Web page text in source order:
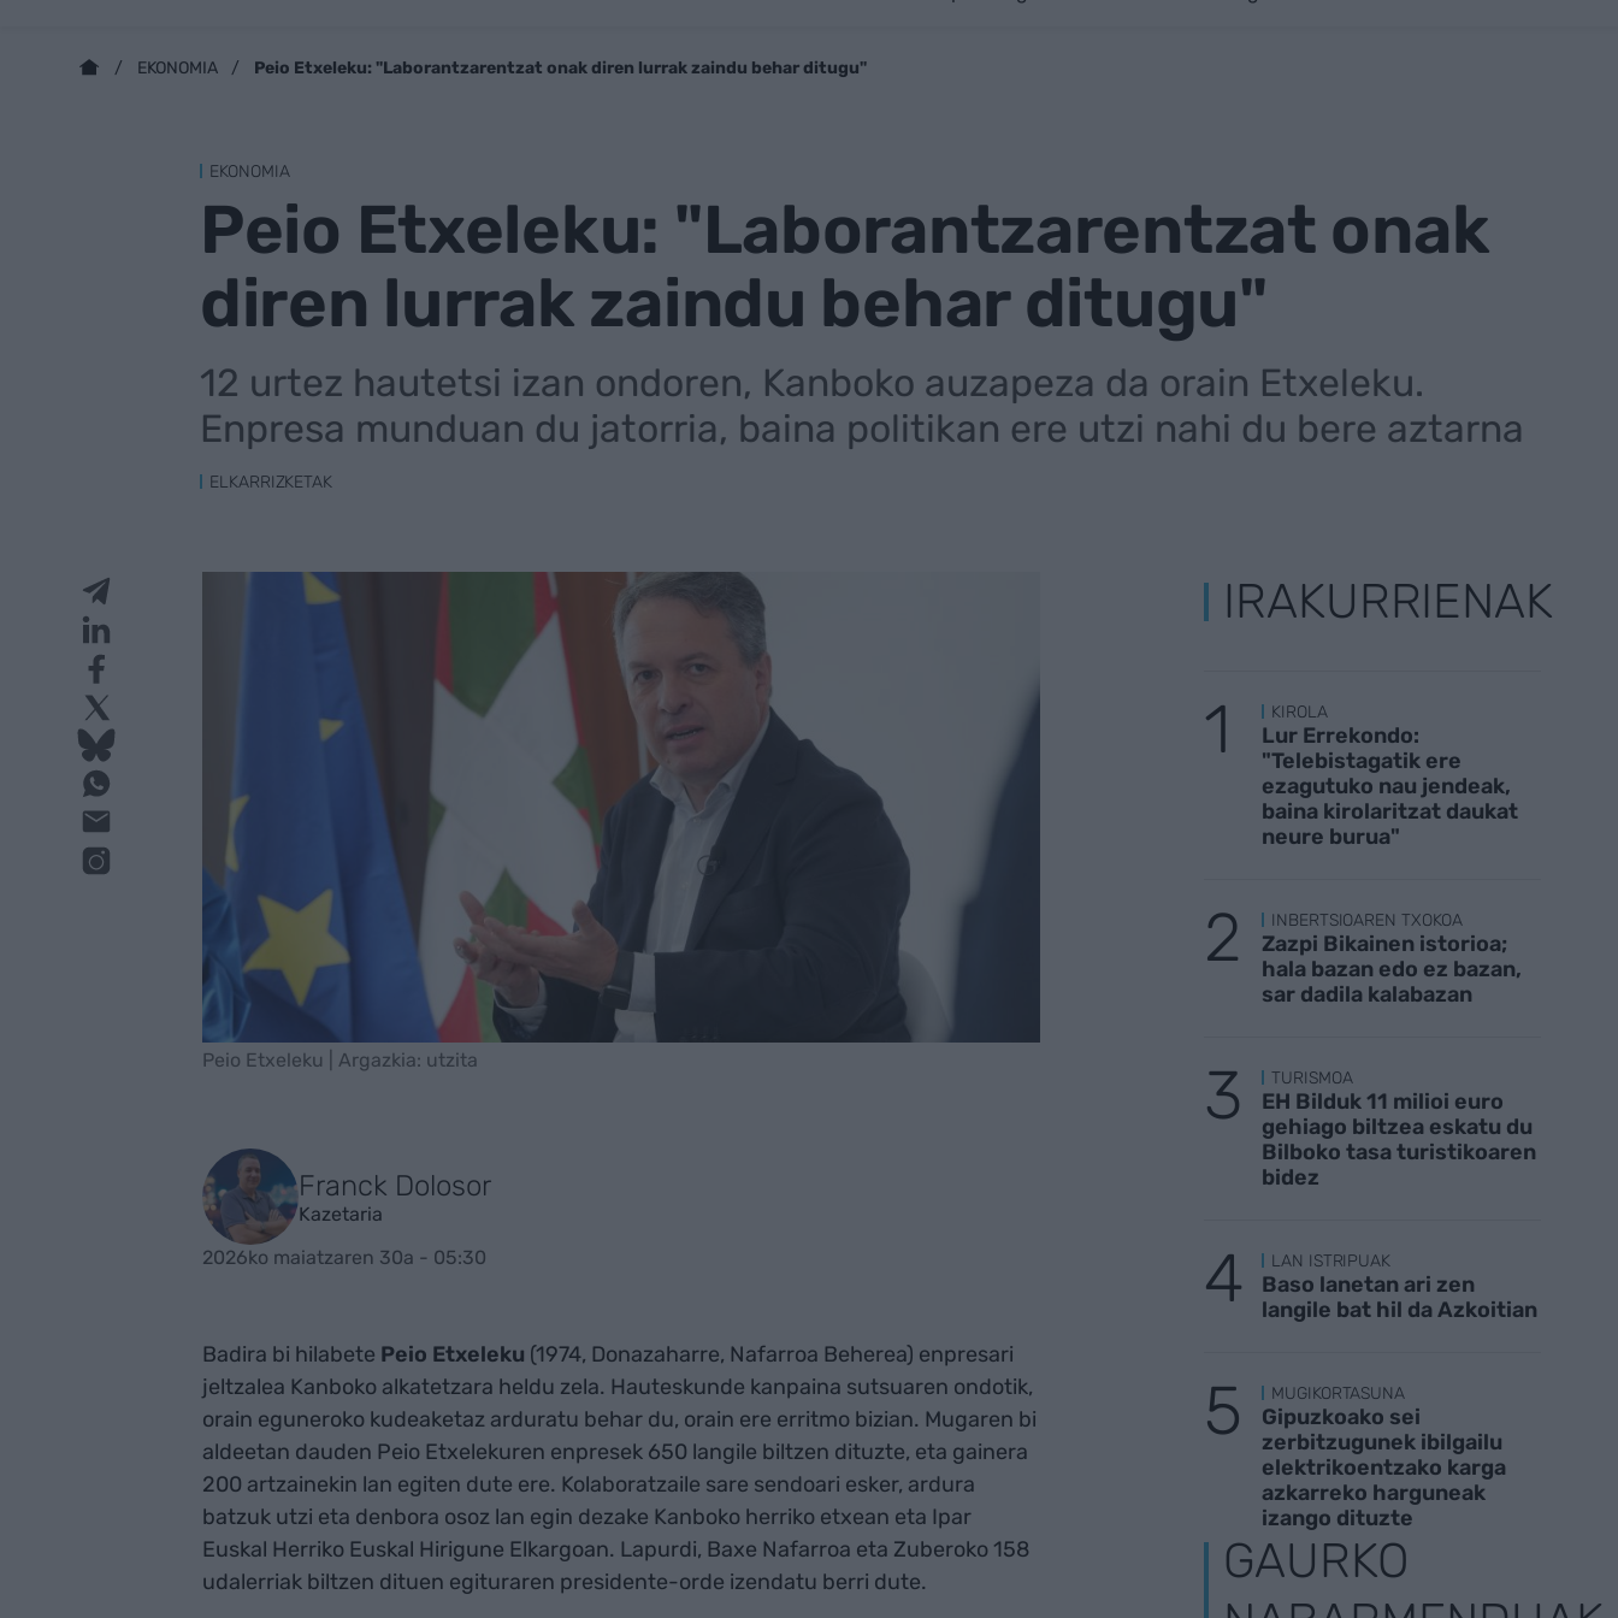
EKONOMIA Peio Etxeleku: "Laborantzarentzat onak diren lurrak zaindu behar ditugu"
EKONOMIA
Peio Etxeleku: "Laborantzarentzat onak
diren lurrak zaindu behar ditugu"
12 urtez hautetsi izan ondoren, Kanboko auzapeza da orain Etxeleku.
Enpresa munduan du jatorria, baina politikan ere utzi nahi du bere aztarna
ELKARRIZKETAK
Peio Etxeleku | Argazkia: utzita
Franck Dolosor
Kazetaria
2026ko maiatzaren 30a - 05:30
Badira bi hilabete Peio Etxeleku (1974, Donazaharre, Nafarroa Beherea) enpresari
jeltzalea Kanboko alkatetzara heldu zela. Hauteskunde kanpaina sutsuaren ondotik,
orain eguneroko kudeaketaz arduratu behar du, orain ere erritmo bizian. Mugaren bi
aldeetan dauden Peio Etxelekuren enpresek 650 langile biltzen dituzte, eta gainera
200 artzainekin lan egiten dute ere. Kolaboratzaile sare sendoari esker, ardura
batzuk utzi eta denbora osoz lan egin dezake Kanboko herriko etxean eta Ipar
Euskal Herriko Euskal Hirigune Elkargoan. Lapurdi, Baxe Nafarroa eta Zuberoko 158
udalerriak biltzen dituen egituraren presidente-orde izendatu berri dute.
IRAKURRIENAK
KIROLA
Lur Errekondo:
"Telebistagatik ere
ezagutuko nau jendeak,
baina kirolaritzat daukat
neure burua"
INBERTSIOAREN TXOKOA
Zazpi Bikainen istorioa;
hala bazan edo ez bazan,
sar dadila kalabazan
TURISMOA
EH Bilduk 11 milioi euro
gehiago biltzea eskatu du
Bilboko tasa turistikoaren
bidez
LAN ISTRIPUAK
Baso lanetan ari zen
langile bat hil da Azkoitian
MUGIKORTASUNA
Gipuzkoako sei
zerbitzugunek ibilgailu
elektrikoentzako karga
azkarreko harguneak
izango dituzte
GAURKO